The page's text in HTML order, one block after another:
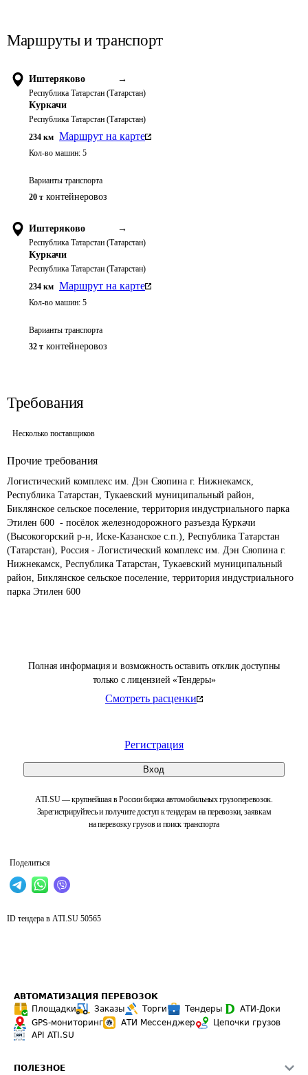
Полная информация и возможность оставить отклик доступны
только с лицензией «Тендеры»
Смотреть расценки
Регистрация
Вход
ATI.SU — крупнейшая в России биржа автомобильных грузоперевозок.
Зарегистрируйтесь и получите доступ к тендерам на перевозки, заявкам
на перевозку грузов и поиск транспорта
Поделиться
Маршруты и транспорт
Иштеряково →
Республика Татарстан (Татарстан)
Куркачи
Республика Татарстан (Татарстан)
234 км Маршрут на карте
Кол-во машин: 5
Варианты транспорта
20 т контейнеровоз
Иштеряково →
Республика Татарстан (Татарстан)
Куркачи
Республика Татарстан (Татарстан)
234 км Маршрут на карте
Кол-во машин: 5
Варианты транспорта
32 т контейнеровоз
Требования
Несколько поставщиков
Прочие требования
Логистический комплекс им. Дэн Сяопина г. Нижнекамск,
Республика Татарстан, Тукаевский муниципальный район,
Биклянское сельское поселение, территория индустриального парка
Этилен 600  - посёлок железнодорожного разъезда Куркачи
(Высокогорский р-н, Иске-Казанское с.п.), Республика Татарстан
(Татарстан), Россия - Логистический комплекс им. Дэн Сяопина г.
Нижнекамск, Республика Татарстан, Тукаевский муниципальный
район, Биклянское сельское поселение, территория индустриального
парка Этилен 600
ID тендера в ATI.SU 50565
АВТОМАТИЗАЦИЯ ПЕРЕВОЗОК
Площадки
Заказы Торги Тендеры
АТИ-Доки
GPS-мониторинг
АТИ Мессенджер
Цепочки грузов
API ATI.SU
ПОЛЕЗНОЕ